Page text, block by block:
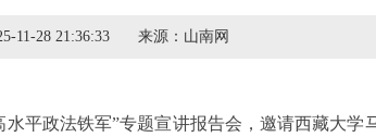
11-28 21:36:33 来源： 山南网
平政法铁军”专题宣讲报告会，邀请西藏大学